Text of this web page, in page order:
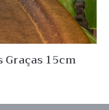
Graças 15cm